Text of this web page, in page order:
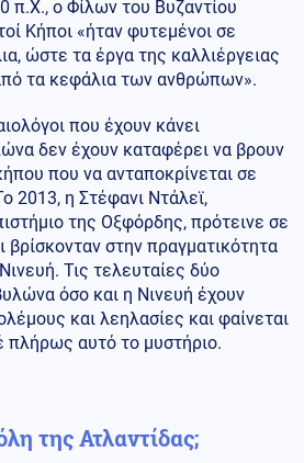
π.Χ., ο Φίλων του Βυζαντίου
Κήποι «ήταν φυτεμένοι σε
ώστε τα έργα της καλλιέργειας
τα κεφάλια των ανθρώπων».
που έχουν κάνει
δεν έχουν καταφέρει να βρουν
που να ανταποκρίνεται σε
2013, η Στέφανι Ντάλεϊ,
της Οξφόρδης, πρότεινε σε
βρίσκονταν στην πραγματικότητα
Τις τελευταίες δύο
όσο και η Νινευή έχουν
και λεηλασίες και φαίνεται
πλήρως αυτό το μυστήριο.
της Ατλαντίδας;